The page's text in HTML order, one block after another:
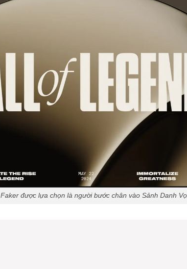
Faker được lựa chọn là người bước chân vào Sảnh Danh